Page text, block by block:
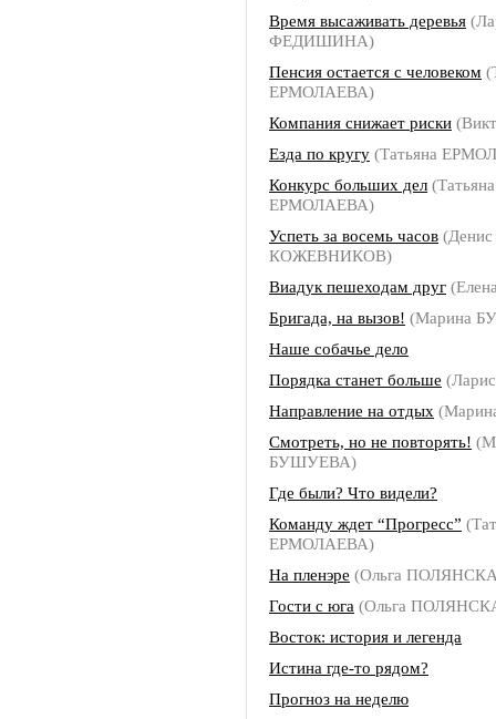
Время высаживать деревья
ФЕДИШИНА)
Пенсия остается с человеком
ЕРМОЛАЕВА)
Компания снижает риски
Езда по кругу (Татьяна
Конкурс больших дел (Татьяна
ЕРМОЛАЕВА)
Успеть за восемь часов (Денис
КОЖЕВНИКОВ)
Виадук пешеходам друг
Бригада, на вызов! (Марина
Наше собачье дело
Порядка станет больше
Направление на отдых
Смотреть, но не повторять!
БУШУЕВА)
Где были? Что видели?
Команду ждет “Прогресс”
ЕРМОЛАЕВА)
На пленэре (Ольга
Гости с юга (Ольга
Восток: история и легенда
Истина где-то рядом?
Прогноз на неделю